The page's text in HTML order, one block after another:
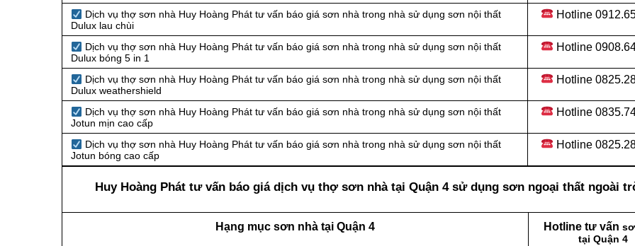
Dịch vụ thợ sơn nhà Huy Hoàng Phát tư vấn báo giá sơn nhà trong nhà sử dụng sơn nội thất
Dulux lau chùi
Hotline
Dịch vụ thợ sơn nhà Huy Hoàng Phát tư vấn báo giá sơn nhà trong nhà sử dụng sơn nội thất
Dulux bóng 5 in 1
Hotline
Dịch vụ thợ sơn nhà Huy Hoàng Phát tư vấn báo giá sơn nhà trong nhà sử dụng sơn nội thất
Dulux weathershield
Hotline
Dịch vụ thợ sơn nhà Huy Hoàng Phát tư vấn báo giá sơn nhà trong nhà sử dụng sơn nội thất
Jotun mịn cao cấp
Hotline
Dịch vụ thợ sơn nhà Huy Hoàng Phát tư vấn báo giá sơn nhà trong nhà sử dụng sơn nội thất
Jotun bóng cao cấp
Hotline
Huy Hoàng Phát tư vấn báo giá dịch vụ thợ sơn nhà tại Quận 4 sử dụng sơn ngoại thất ngoài
Hạng mục sơn nhà tại Quận 4 Hotline tư vấn
tại Quận 4